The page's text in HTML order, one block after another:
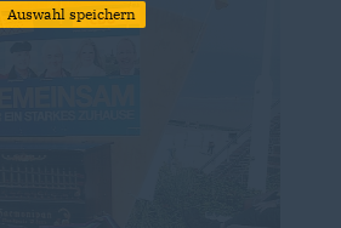
Auswahl speichern